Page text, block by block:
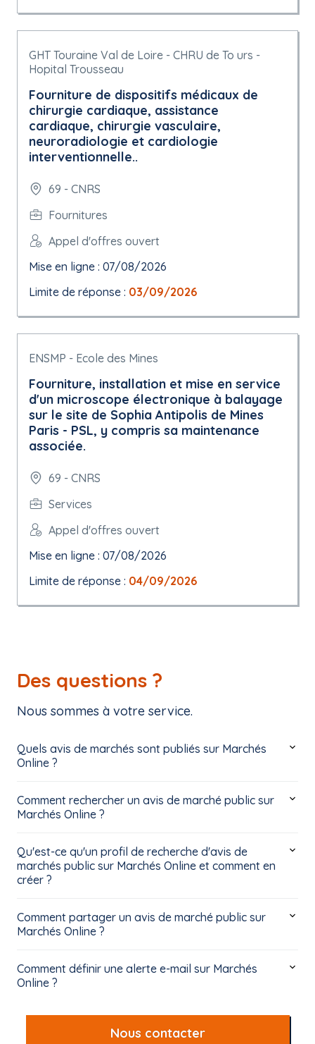
GHT Touraine Val de Loire - CHRU de To urs -
Hopital Trousseau
Fourniture de dispositifs médicaux de
chirurgie cardiaque, assistance
cardiaque, chirurgie vasculaire,
neuroradiologie et cardiologie
interventionnelle..
69 - CNRS
Fournitures
Appel d'offres ouvert
Mise en ligne : 07/08/2026
Limite de réponse : 03/09/2026
ENSMP - Ecole des Mines
Fourniture, installation et mise en service
d'un microscope électronique à balayage
sur le site de Sophia Antipolis de Mines
Paris - PSL, y compris sa maintenance
associée.
69 - CNRS
Services
Appel d'offres ouvert
Mise en ligne : 07/08/2026
Limite de réponse : 04/09/2026
Des questions ?
Nous sommes à votre service.
Quels avis de marchés sont publiés sur Marchés
Online ?
Comment rechercher un avis de marché public sur
Marchés Online ?
Qu'est-ce qu'un profil de recherche d'avis de
marchés public sur Marchés Online et comment en
créer ?
Comment partager un avis de marché public sur
Marchés Online ?
Comment définir une alerte e-mail sur Marchés
Online ?
Nous contacter